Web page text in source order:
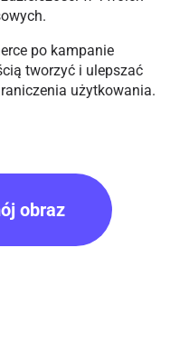
po kampanie
tworzyć i ulepszać
użytkowania.
obraz